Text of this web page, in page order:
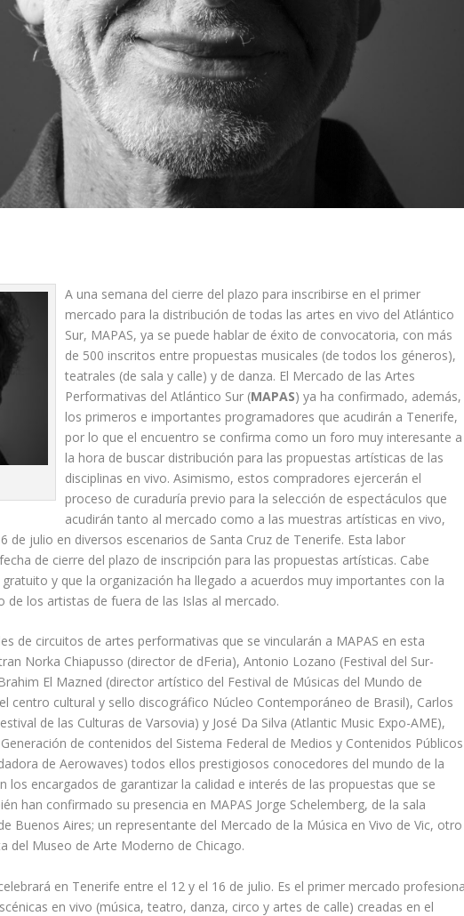
A una semana del cierre del plazo para inscribirse en el primer
mercado para la distribución de todas las artes en vivo del Atlántico
Sur, MAPAS, ya se puede hablar de éxito de convocatoria, con más
de 500 inscritos entre propuestas musicales (de todos los géneros),
teatrales (de sala y calle) y de danza. El Mercado de las Artes
Performativas del Atlántico Sur (MAPAS) ya ha confirmado, además,
los primeros e importantes programadores que acudirán a Tenerife,
por lo que el encuentro se confirma como un foro muy interesante a
la hora de buscar distribución para las propuestas artísticas de las
disciplinas en vivo. Asimismo, estos compradores ejercerán el
proceso de curaduría previo para la selección de espectáculos que
acudirán tanto al mercado como a las muestras artísticas en vivo,
de julio en diversos escenarios de Santa Cruz de Tenerife. Esta labor
de cierre del plazo de inscripción para las propuestas artísticas. Cabe
y que la organización ha llegado a acuerdos muy importantes con la
de los artistas de fuera de las Islas al mercado.
de circuitos de artes performativas que se vincularán a MAPAS en esta
Norka Chiapusso (director de dFeria), Antonio Lozano (Festival del Sur-
El Mazned (director artístico del Festival de Músicas del Mundo de
centro cultural y sello discográfico Núcleo Contemporáneo de Brasil), Carlos
de las Culturas de Varsovia) y José Da Silva (Atlantic Music Expo-AME),
de contenidos del Sistema Federal de Medios y Contenidos Públicos
de Aerowaves) todos ellos prestigiosos conocedores del mundo de la
los encargados de garantizar la calidad e interés de las propuestas que se
han confirmado su presencia en MAPAS Jorge Schelemberg, de la sala
Buenos Aires; un representante del Mercado de la Música en Vivo de Vic, otro
del Museo de Arte Moderno de Chicago.
en Tenerife entre el 12 y el 16 de julio. Es el primer mercado
en vivo (música, teatro, danza, circo y artes de calle) creadas en el